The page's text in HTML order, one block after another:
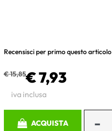
Recensisci per primo questo articolo
€ 15,85€ 7,93
iva inclusa
ACQUISTA